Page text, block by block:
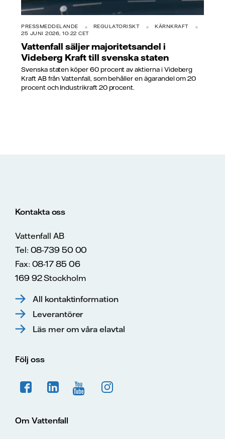
PRESSMEDDELANDE REGULATORISKT
KÄRNKRAFT
25 JUNI 2026, 10:22 CET
Vattenfall säljer majoritetsandel i
Videberg Kraft till svenska staten
Svenska staten köper 60 procent av aktierna i Videberg
Kraft AB från Vattenfall, som behåller en ägarandel om 20
procent och Industrikraft 20 procent.
Kontakta oss
Vattenfall AB
Tel: 08-739 50 00
Fax: 08-17 85 06
169 92 Stockholm
All kontaktinformation
Leverantörer
Läs mer om våra elavtal
Följ oss
Om Vattenfall